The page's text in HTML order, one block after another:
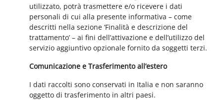
utilizzato, potrà trasmettere e/o ricevere i dati
personali di cui alla presente informativa – come
descritti nella sezione ‘Finalità e descrizione del
trattamento’ – ai fini dell’attivazione e dell’utilizzo del
servizio aggiuntivo opzionale fornito da soggetti terzi.
Comunicazione e Trasferimento all’estero
I dati raccolti sono conservati in Italia e non saranno
oggetto di trasferimento in altri paesi.